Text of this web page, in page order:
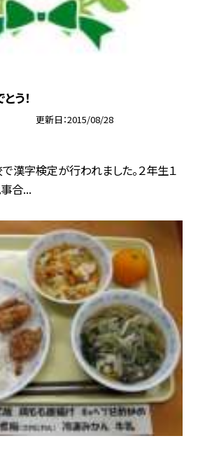
う！
更新日 2015/08/28
で漢字検定が行われました。２年生１
合...